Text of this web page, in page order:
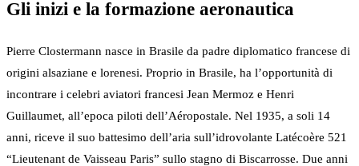
Gli inizi e la formazione aeronautica
Pierre Clostermann nasce in Brasile da padre diplomatico francese di
origini alsaziane e lorenesi. Proprio in Brasile, ha l’opportunità di
incontrare i celebri aviatori francesi Jean Mermoz e Henri
Guillaumet, all’epoca piloti dell’Aéropostale. Nel 1935, a soli 14
anni, riceve il suo battesimo dell’aria sull’idrovolante Latécoère 521
“Lieutenant de Vaisseau Paris” sullo stagno di Biscarrosse. Due anni